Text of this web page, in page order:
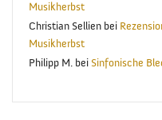
Musikherbst
Christian Sellien bei
Musikherbst
Philipp M. bei Sinfonische